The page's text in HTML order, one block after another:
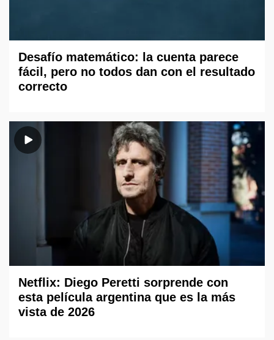
Desafío matemático: la cuenta parece
fácil, pero no todos dan con el resultado
correcto
Netflix: Diego Peretti sorprende con
esta película argentina que es la más
vista de 2026